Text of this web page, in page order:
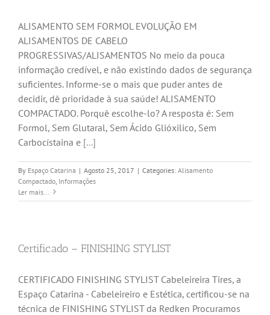
ALISAMENTO SEM FORMOL EVOLUÇÃO EM
ALISAMENTOS DE CABELO
PROGRESSIVAS/ALISAMENTOS No meio da pouca
informação credível, e não existindo dados de segurança
suficientes. Informe-se o mais que puder antes de
decidir, dê prioridade à sua saúde! ALISAMENTO
COMPACTADO. Porquê escolhe-lo? A resposta é: Sem
Formol, Sem Glutaral, Sem Ácido Glióxilico, Sem
Carbocístaina e [...]
By Espaço Catarina | Agosto 25, 2017 | Categories: Alisamento
Compactado Informações
Ler mais...
Certificado – FINISHING STYLIST
CERTIFICADO FINISHING STYLIST Cabeleireira Tires, a
Espaço Catarina - Cabeleireiro e Estética, certificou-se na
técnica de FINISHING STYLIST da Redken Procuramos